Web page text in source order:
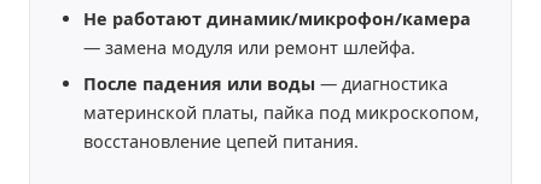
Не работают динамик/микрофон/камера
— замена модуля или ремонт шлейфа.
После падения или воды — диагностика
материнской платы, пайка под микроскопом,
восстановление цепей питания.